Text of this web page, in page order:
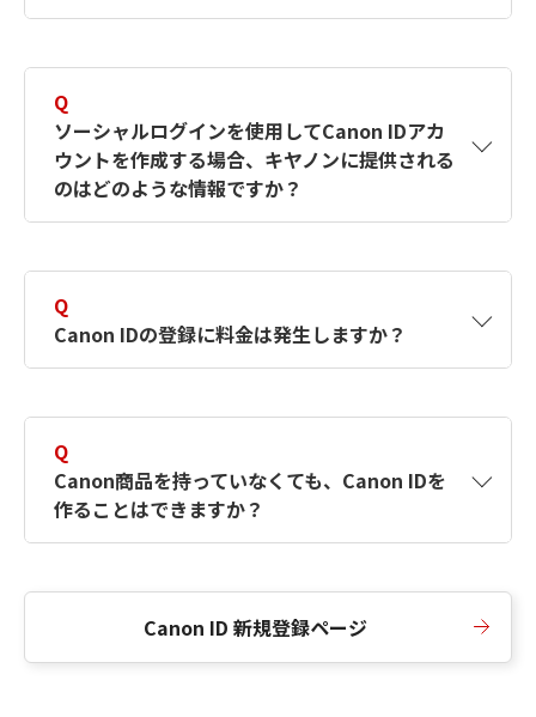
す。詳しい作成方法は【カメラ】Canon IDとは
何ですか？Canon IDの作成方法は？をご確認く
ださい。
Q
ソーシャルログインを使用してCanon IDアカ
ウントを作成する場合、キヤノンに提供される
のはどのような情報ですか？
択したサービスから取得します。アカウントを
簡単に作成できるように、この情報を使用して
Canon IDの登録フォームを入力します。
Q
Canon IDの登録に料金は発生しますか？
Q
Canon商品を持っていなくても、Canon IDを
作ることはできますか？
Canon ID 新規登録ページ